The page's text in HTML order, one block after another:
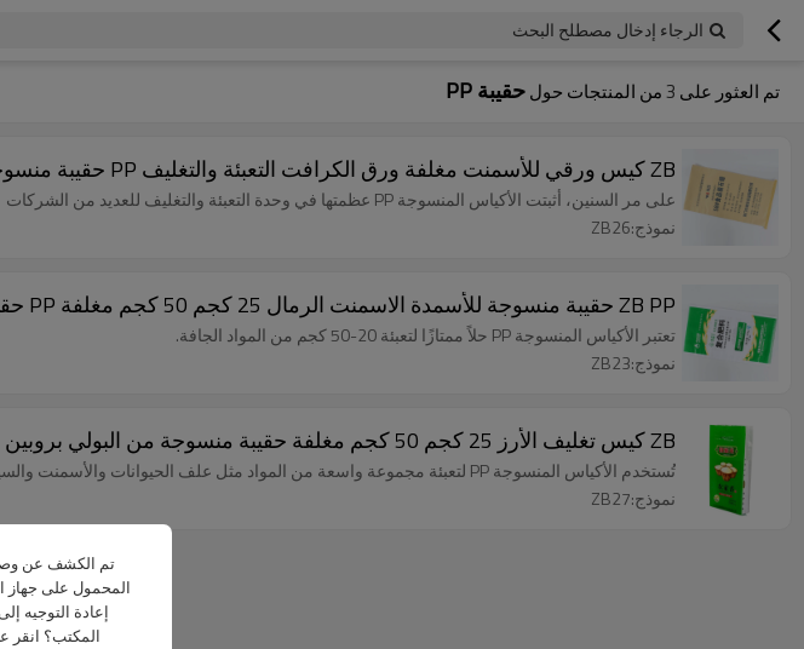
الرجاء إدخال مصطلح البحث
تم العثور على 3من المنتجات حولحقيبة PP
ZB كيس ورقي للأسمنت مغلفة ورق الكرافت التعبئة والتغليف PP حقيبة منسوجة مع صمام التعبئة والتغليف مصنع الصين
على مر السنين، أثبتت الأكياس المنسوجة PP عظمتها في وحدة التعبئة والتغليف للعديد من الشركات
نموذج:ZB26
ZB PP حقيبة منسوجة للأسمدة الاسمنت الرمال 25 كجم 50 كجم مغلفة PP حقيبة التعبئة والتغليف المنسوجة الشركة المصنعة الصينية
تعتبر الأكياس المنسوجة PP حلاً ممتازًا لتعبئة 20-50 كجم من المواد الجافة.
نموذج:ZB23
ZB كيس تغليف الأرز 25 كجم 50 كجم مغلفة حقيبة منسوجة من البولي بروبين لتغليف حبوب الأرز والسكر مصنع صيني بالجملة
تُستخدم الأكياس المنسوجة PP لتعبئة مجموعة واسعة من المواد مثل علف الحيوانات والأسمنت والسيراميك والحديث والبذور والرمال وما إلى ذلك.
نموذج:ZB27
تم الكشف عن
المحمول على جهاز
إعادة التوجيه
المكتب؟ انقر